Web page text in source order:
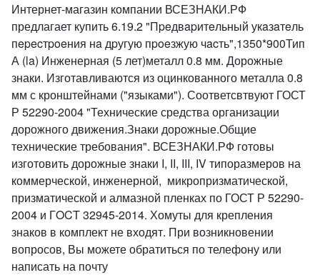
Интернет-магазин компании ВСЕЗНАКИ.РФ
предлагает купить 6.19.2 "Пpeдвapитeльный укaзaтeль
пepecтpoeния нa дpугую пpoeзжую чacть",1350*900Тип
А (la) Инженерная (5 лет)металл 0.8 мм. Дорожные
знаки. Изготавливаются из оцинкованного металла 0.8
мм с кронштейнами ("языками"). Соответсвтвуют ГОСТ
Р 52290-2004 "Технические средства организации
дорожного движения.Знаки дорожные.Общие
технические требования". ВСЕЗНАКИ.РФ готовы
изготовить дорожные знаки I, II, III, IV типоразмеров на
коммерческой, инженерной, микропризматической,
призматической и алмазной пленках по ГОСТ Р 52290-
2004 и ГOCT 32945-2014. Хомуты для крепления
знаков в комплект не входят. При возникновении
вопросов, Вы можете обратиться по телефону или
написать на почту